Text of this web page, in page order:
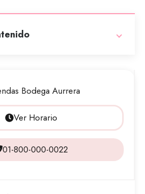
Ver Horario
01-800-000-0022